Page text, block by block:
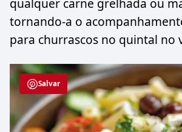
tornando-a o
para churrascos no quintal no
Salvar